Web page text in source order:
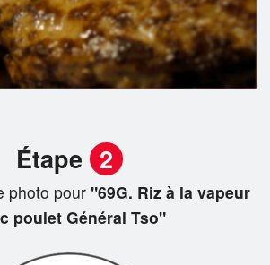
Étape 2
photo pour "69G. Riz à la vapeur
poulet Général Tso"